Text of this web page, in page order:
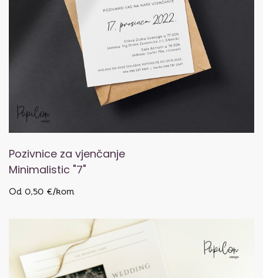
Pozivnice za vjenčanje
Minimalistic "7"
Od 0,50 €/kom